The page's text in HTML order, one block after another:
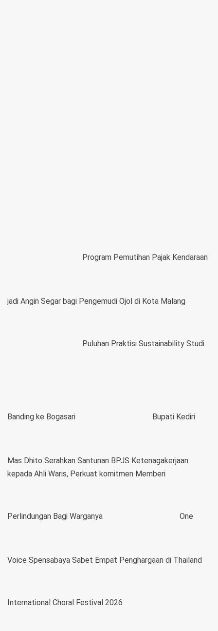
Program Pemutihan Pajak Kendaraan
jadi Angin Segar bagi Pengemudi Ojol di Kota Malang
Puluhan Praktisi Sustainability Studi
Banding ke Bogasari Bupati Kediri
Mas Dhito Serahkan Santunan BPJS Ketenagakerjaan
kepada Ahli Waris, Perkuat komitmen Memberi
Perlindungan Bagi Warganya One
Voice Spensabaya Sabet Empat Penghargaan di Thailand
International Choral Festival 2026